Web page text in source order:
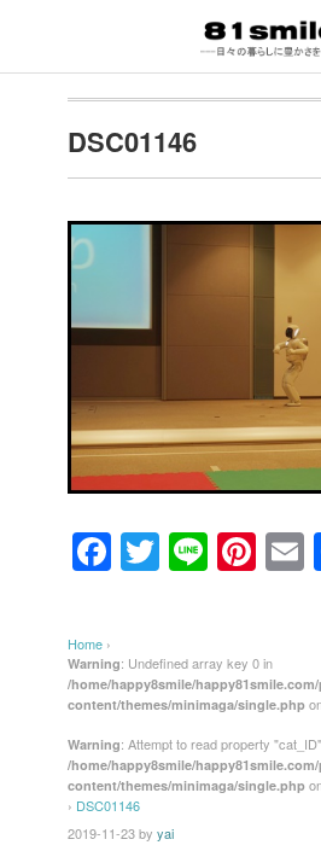
DSC01146
F
a
e
b
o
o
k
T
wi
er
Li
n
Pi
nt
e
st
Home ›
Warning: Undefined array key 0 in
/home/happy8smile/
content/themes/minimaga/single.php
Warning: Attempt to read property
/home/happy8smile/
content/themes/minimaga/single.php
› DSC01146
2019-11-23by yai